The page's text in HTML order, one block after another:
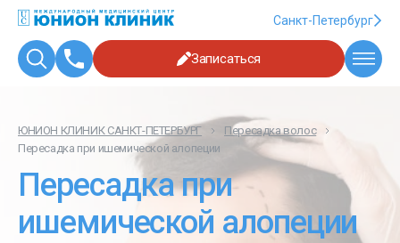
Санкт-Петербург
Записаться
ЮНИОН КЛИНИК САНКТ-ПЕТЕРБУРГ
Пересадка волос
Пересадка при ишемической алопеции
Пересадка при
ишемической алопеции